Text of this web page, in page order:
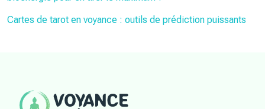
Cartes de tarot en voyance : outils de prédiction puissants